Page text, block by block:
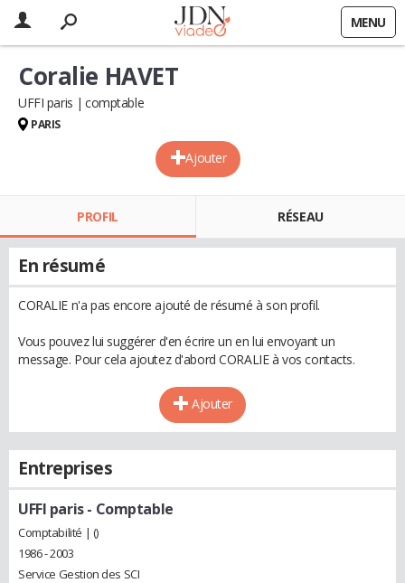
MENU
Ajouter
Coralie HAVET
UFFI paris comptable
PARIS
PROFIL RÉSEAU
En résumé
CORALIE n'a pas encore ajouté de résumé à son profil.
Vous pouvez lui suggérer d'en écrire un en lui envoyant un
message. Pour cela ajoutez d'abord CORALIE à vos contacts.
Ajouter
Entreprises
UFFI paris- Comptable
Comptabilité | ()
1986 - 2003
Service Gestion des SCI